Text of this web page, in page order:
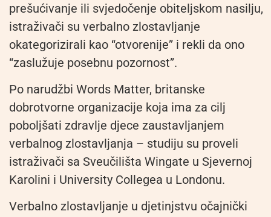
prešućivanje ili svjedočenje obiteljskom nasilju,
istraživači su verbalno zlostavljanje
okategorizirali kao “otvorenije” i rekli da ono
“zaslužuje posebnu pozornost”.
Po narudžbi Words Matter, britanske
dobrotvorne organizacije koja ima za cilj
poboljšati zdravlje djece zaustavljanjem
verbalnog zlostavljanja – studiju su proveli
istraživači sa Sveučilišta Wingate u Sjevernoj
Karolini i University Collegea u Londonu.
Verbalno zlostavljanje u djetinjstvu očajnički